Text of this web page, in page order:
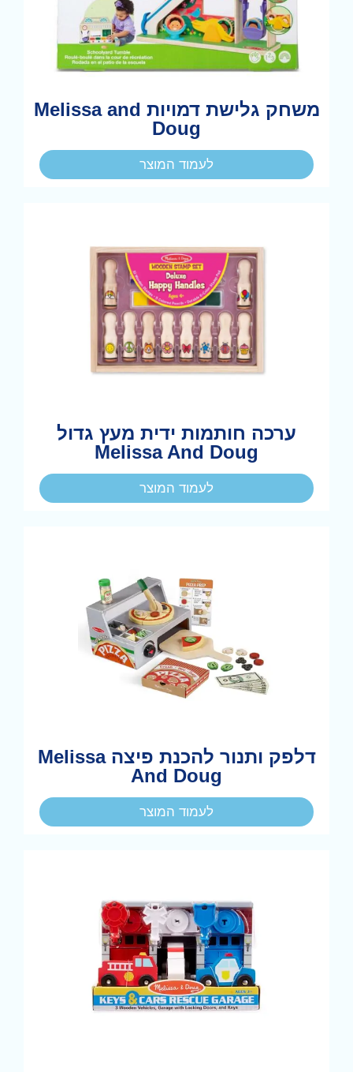
משחק גלישת דמויות Melissa and
Doug
לעמוד המוצר
ערכה חותמות ידית מעץ גדול
Melissa And Doug
לעמוד המוצר
דלפק ותנור להכנת פיצה Melissa
And Doug
לעמוד המוצר